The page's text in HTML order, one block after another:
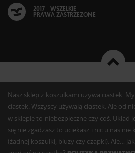
2017 - WSZELKIE
PRAWA ZASTRZEŻONE
Nasz sklep z koszulkami używa ciastek.
ciastek. Wszyscy używają ciastek. Ale od
w sklepie to niebezpieczne czy coś. Układ
się nie zgadzasz to uciekasz i nic u nas nie
(żadnej koszulki, bluzy czy czapki). Ale…